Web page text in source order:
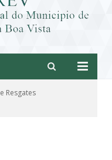
Resgates